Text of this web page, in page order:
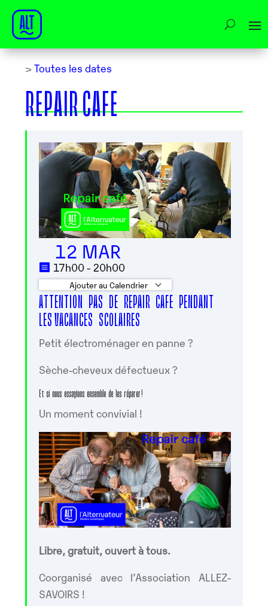
> Toutes les dates
REPAIR CAFE
12 MAR
17h00 - 20h00
Ajouter au Calendrier
Télécharger ICS Calendrier Google
ATTENTION PAS DE REPAIR CAFE PENDANT
LES VACANCES SCOLAIRES
Petit électroménager en panne ?
Sèche-cheveux défectueux ?
Et si nous essayions ensemble de les réparer !
Un moment convivial !
Libre, gratuit, ouvert à tous.
Coorganisé avec l’Association ALLEZ-
SAVOIRS !